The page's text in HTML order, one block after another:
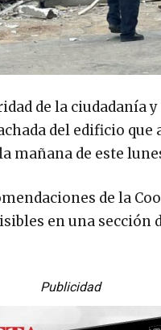
de la ciudadanía
del edificio que
de este
de la
en una sección
Publicidad